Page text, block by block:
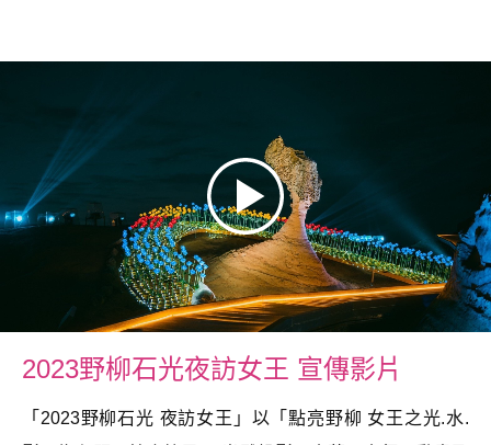
2023野柳石光夜訪女王 宣傳影片
「2023野柳石光 夜訪女王」以「點亮野柳 女王之光.水.